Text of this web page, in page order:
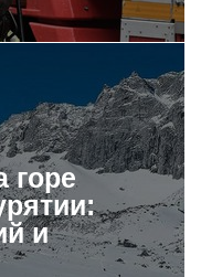
горе
и